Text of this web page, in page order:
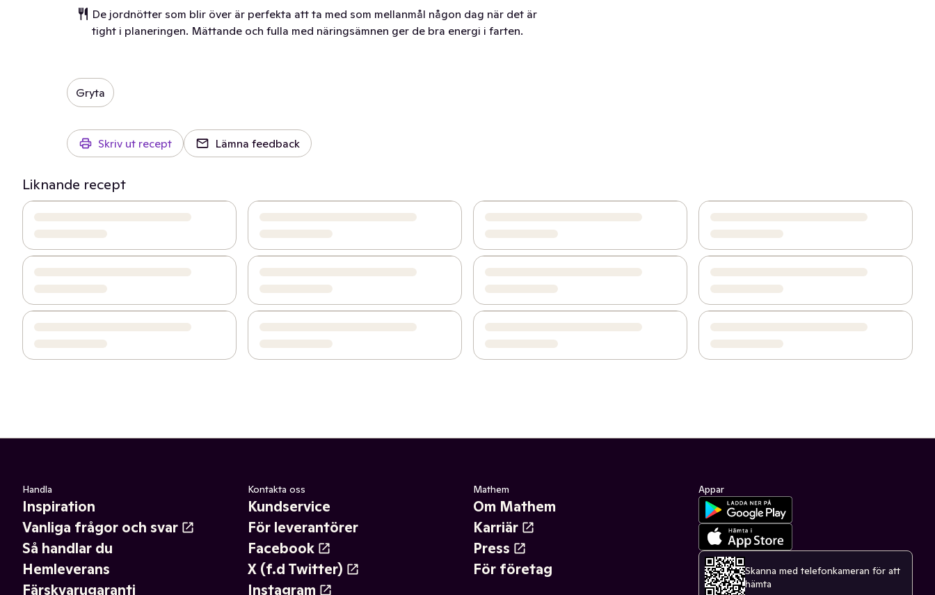
De jordnötter som blir över är perfekta att ta med som mellanmål någon dag när det är
tight i planeringen. Mättande och fulla med näringsämnen ger de bra energi i farten.
Gryta
Skriv ut recept Lämna feedback
Liknande recept
Handla
Inspiration
Vanliga frågor och svar
Så handlar du
Hemleverans
Färskvarugaranti
Kontakta oss
Kundservice
För leverantörer
Facebook
X (f.d Twitter)
Instagram
Mathem
Om Mathem
Karriär
Press
För företag
Appar
Skanna med telefonkameran för att
hämta